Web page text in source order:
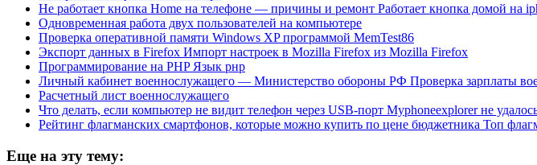
Не работает кнопка Home на телефоне — причины и ремонт Работает кнопка домой на
Одновременная работа двух пользователей на компьютере
Проверка оперативной памяти Windows XP программой MemTest86
Экспорт данных в Firefox Импорт настроек в Mozilla Firefox из Mozilla Firefox
Программирование на PHP Язык рнр
Личный кабинет военнослужащего — Министерство обороны РФ Проверка зарплаты
Расчетный лист военнослужащего
Что делать, если компьютер не видит телефон через USB-порт Myphoneexplorer не
Рейтинг флагманских смартфонов, которые можно купить по цене бюджетника Топ
Еще на эту тему: